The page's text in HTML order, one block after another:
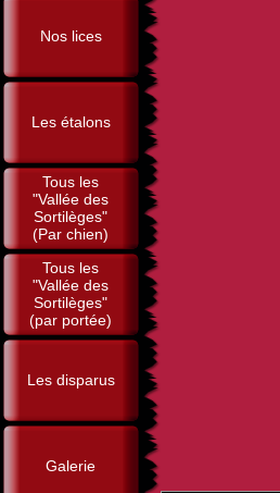
Nos lices
Les étalons
Tous les
"Vallée des
Sortilèges"
(Par chien)
Tous les
"Vallée des
Sortilèges"
(par portée)
Les disparus
Galerie